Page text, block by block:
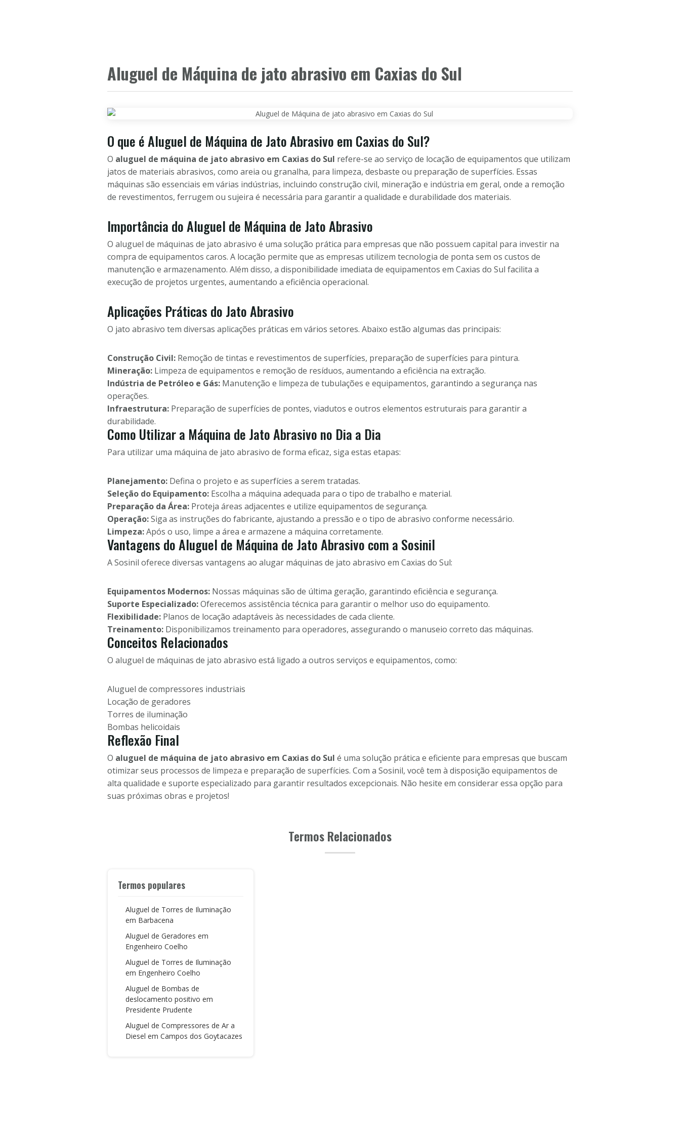
Aluguel de Máquina de jato abrasivo em Caxias do Sul
O que é Aluguel de Máquina de Jato Abrasivo em Caxias do Sul?
O aluguel de máquina de jato abrasivo em Caxias do Sul refere-se ao serviço de locação de equipamentos que utilizam
jatos de materiais abrasivos, como areia ou granalha, para limpeza, desbaste ou preparação de superfícies. Essas
máquinas são essenciais em várias indústrias, incluindo construção civil, mineração e indústria em geral, onde a remoção
de revestimentos, ferrugem ou sujeira é necessária para garantir a qualidade e durabilidade dos materiais.
Importância do Aluguel de Máquina de Jato Abrasivo
O aluguel de máquinas de jato abrasivo é uma solução prática para empresas que não possuem capital para investir na
compra de equipamentos caros. A locação permite que as empresas utilizem tecnologia de ponta sem os custos de
manutenção e armazenamento. Além disso, a disponibilidade imediata de equipamentos em Caxias do Sul facilita a
execução de projetos urgentes, aumentando a eficiência operacional.
Aplicações Práticas do Jato Abrasivo
O jato abrasivo tem diversas aplicações práticas em vários setores. Abaixo estão algumas das principais:
Construção Civil: Remoção de tintas e revestimentos de superfícies, preparação de superfícies para pintura.
Mineração: Limpeza de equipamentos e remoção de resíduos, aumentando a eficiência na extração.
Indústria de Petróleo e Gás: Manutenção e limpeza de tubulações e equipamentos, garantindo a segurança nas
operações.
Infraestrutura: Preparação de superfícies de pontes, viadutos e outros elementos estruturais para garantir a
durabilidade.
Como Utilizar a Máquina de Jato Abrasivo no Dia a Dia
Para utilizar uma máquina de jato abrasivo de forma eficaz, siga estas etapas:
Planejamento: Defina o projeto e as superfícies a serem tratadas.
Seleção do Equipamento: Escolha a máquina adequada para o tipo de trabalho e material.
Preparação da Área: Proteja áreas adjacentes e utilize equipamentos de segurança.
Operação:Siga as instruções do fabricante, ajustando a pressão e o tipo de abrasivo conforme necessário.
Limpeza:Após o uso, limpe a área e armazene a máquina corretamente.
Vantagens do Aluguel de Máquina de Jato Abrasivo com a Sosinil
A Sosinil oferece diversas vantagens ao alugar máquinas de jato abrasivo em Caxias do Sul:
Equipamentos Modernos: Nossas máquinas são de última geração, garantindo eficiência e segurança.
Suporte Especializado:Oferecemos assistência técnica para garantir o melhor uso do equipamento.
Flexibilidade: Planos de locação adaptáveis às necessidades de cada cliente.
Treinamento: Disponibilizamos treinamento para operadores, assegurando o manuseio correto das máquinas.
Conceitos Relacionados
O aluguel de máquinas de jato abrasivo está ligado a outros serviços e equipamentos, como:
Aluguel de compressores industriais
Locação de geradores
Torres de iluminação
Bombas helicoidais
Reflexão Final
O aluguel de máquina de jato abrasivo em Caxias do Sul é uma solução prática e eficiente para empresas que buscam
otimizar seus processos de limpeza e preparação de superfícies. Com a Sosinil, você tem à disposição equipamentos de
alta qualidade e suporte especializado para garantir resultados excepcionais. Não hesite em considerar essa opção para
suas próximas obras e projetos!
Termos Relacionados
Termos populares
Aluguel de Torres de Iluminação
em Barbacena
Aluguel de Geradores em
Engenheiro Coelho
Aluguel de Torres de Iluminação
em Engenheiro Coelho
Aluguel de Bombas de
deslocamento positivo em
Presidente Prudente
Aluguel de Compressores de Ar a
Diesel em Campos dos Goytacazes